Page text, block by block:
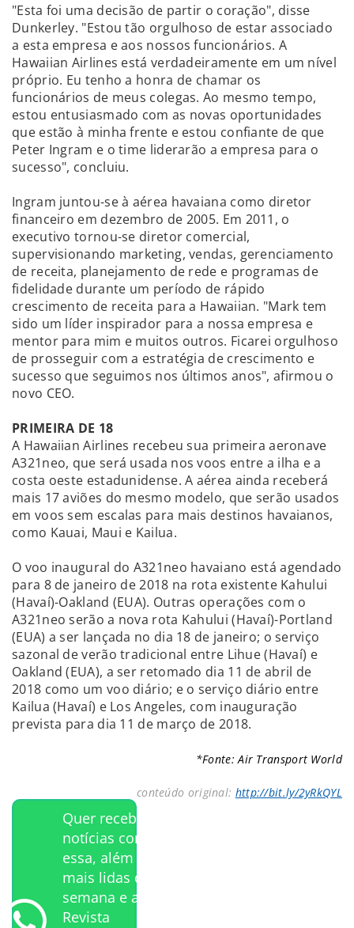
"Esta foi uma decisão de partir o coração", disse
Dunkerley. "Estou tão orgulhoso de estar associado
a esta empresa e aos nossos funcionários. A
Hawaiian Airlines está verdadeiramente em um nível
próprio. Eu tenho a honra de chamar os
funcionários de meus colegas. Ao mesmo tempo,
estou entusiasmado com as novas oportunidades
que estão à minha frente e estou confiante de que
Peter Ingram e o time liderarão a empresa para o
sucesso", concluiu.
Ingram juntou-se à aérea havaiana como diretor
financeiro em dezembro de 2005. Em 2011, o
executivo tornou-se diretor comercial,
supervisionando marketing, vendas, gerenciamento
de receita, planejamento de rede e programas de
fidelidade durante um período de rápido
crescimento de receita para a Hawaiian. "Mark tem
sido um líder inspirador para a nossa empresa e
mentor para mim e muitos outros. Ficarei orgulhoso
de prosseguir com a estratégia de crescimento e
sucesso que seguimos nos últimos anos", afirmou o
novo CEO.
PRIMEIRA DE 18
A Hawaiian Airlines recebeu sua primeira aeronave
A321neo, que será usada nos voos entre a ilha e a
costa oeste estadunidense. A aérea ainda receberá
mais 17 aviões do mesmo modelo, que serão usados
em voos sem escalas para mais destinos havaianos,
como Kauai, Maui e Kailua.
O voo inaugural do A321neo havaiano está agendado
para 8 de janeiro de 2018 na rota existente Kahului
(Havaí)-Oakland (EUA). Outras operações com o
A321neo serão a nova rota Kahului (Havaí)-Portland
(EUA) a ser lançada no dia 18 de janeiro; o serviço
sazonal de verão tradicional entre Lihue (Havaí) e
Oakland (EUA), a ser retomado dia 11 de abril de
2018 como um voo diário; e o serviço diário entre
Kailua (Havaí) e Los Angeles, com inauguração
prevista para dia 11 de março de 2018.
*Fonte: Air Transport World
conteúdo original: http://bit.ly/2yRkQYL
Quer receber
notícias como
essa, além das
mais lidas da
semana e a
Revista